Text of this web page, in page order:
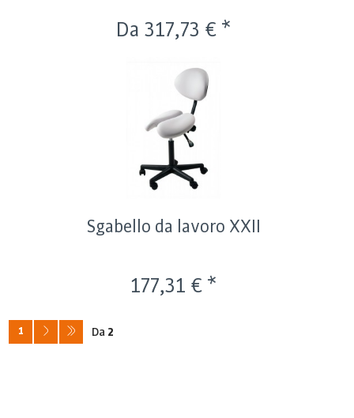
Da 317,73 € *
Sgabello da lavoro XXII
177,31 € *
1 Da 2